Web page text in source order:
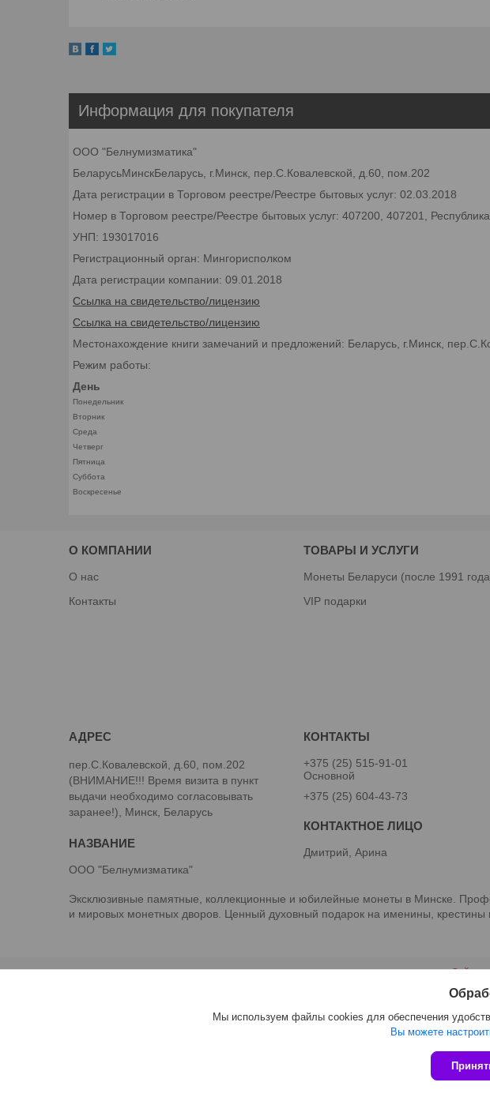
Информация для покупателя
ООО "Белнумизматика"
БеларусьМинскБеларусь, г.Минск, пер.С.Ковалевской, д.60, пом.202
Дата регистрации в Торговом реестре/Реестре бытовых услуг: 02.03.2018
Номер в Торговом реестре/Реестре бытовых услуг: 407200, 407201,
УНП: 193017016
Регистрационный орган: Мингорисполком
Дата регистрации компании: 09.01.2018
Ссылка на свидетельство/лицензию
Ссылка на свидетельство/лицензию
Местонахождение книги замечаний и предложений: Беларусь, г.Минск,
Режим работы:
День
Понедельник
Вторник
Среда
Четверг
Пятница
Суббота
Воскресенье
О КОМПАНИИ
О нас
Контакты
ТОВАРЫ И УСЛУГИ
Монеты Беларуси (после 1991
VIP подарки
пер.С.Ковалевской, д.60, пом.202
(ВНИМАНИЕ!!! Время визита в пункт
выдачи необходимо согласовывать
заранее!), Минск, Беларусь
ООО "Белнумизматика"
+375 (25) 515-91-01
Основной
+375 (25) 604-43-73
Дмитрий, Арина
Эксклюзивные памятные, коллекционные и юбилейные монеты в Минске.
и мировых монетных дворов. Ценный духовный подарок на именины,
Сайт
Мы используем файлы cookies для обеспечения
Вы можете
ООО